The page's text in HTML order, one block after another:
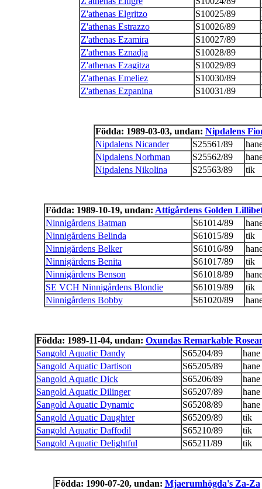
Z'athenas Elgritzo
S10025/89
Z'athenas Estrazzo
S10026/89
Z'athenas Ezamira
S10027/89
Z'athenas Eznadja
S10028/89
Z'athenas Ezagitza
S10029/89
Z'athenas Emeliez
S10030/89
Z'athenas Ezpanina
S10031/89
Födda: 1989-03-03, undan: Nipdalens
Nipdalens Nicander
S25561/89
Nipdalens Norhman
S25562/89
Nipdalens Nikolina
S25563/89 tik
Födda: 1989-10-19, undan: Attigårdens Golden
Ninnigårdens Batman
S61014/89
Ninnigårdens Belinda
S61015/89
tik
Ninnigårdens Belker
S61016/89
Ninnigårdens Benita
S61017/89
tik
Ninnigårdens Benson
S61018/89
SE VCH Ninnigårdens Blondie
S61019/89
tik
Ninnigårdens Bobby
S61020/89
Födda: 1989-11-04, undan: Oxundas Remarkable
Sangold Aquatic Dandy
S65204/89
hane
Sangold Aquatic Dartison
S65205/89
hane
Sangold Aquatic Dick
S65206/89
hane
Sangold Aquatic Dilinger
S65207/89
hane
Sangold Aquatic Dynamic
S65208/89
hane
Sangold Aquatic Daughter
S65209/89
tik
Sangold Aquatic Daffodil
S65210/89
tik
Sangold Aquatic Delightful
S65211/89 tik
Födda: 1990-07-20, undan: Mjaerumhögda's Za-Za